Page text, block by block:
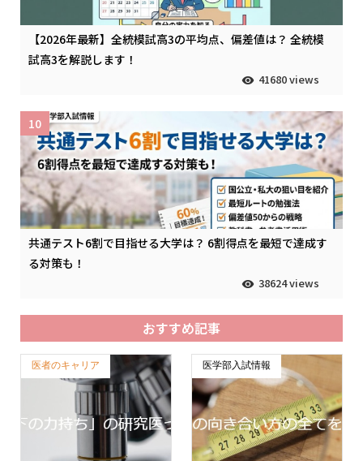
【2026年最新】全統模試高3の平均点、偏差値は？ 全統模
試高3を解説します！
41680 views
共通テスト6割で目指せる大学は？ 6割得点を最短で達成す
る対策も！
38624 views
10
おすすめ記事
医者のキャリア 医学部入試情報